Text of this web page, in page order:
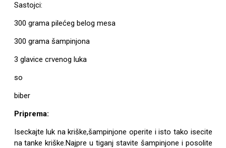
Sastojci:
300 grama pilećeg belog mesa
300 grama šampinjona
3 glavice crvenog luka
so
biber
Priprema:
Iseckajte luk na kriške,šampinjone operite i isto tako isecite
na tanke kriške.Najpre u tiganj stavite šampinjone i posolite